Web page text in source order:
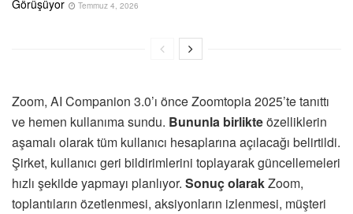
Görüşüyor Temmuz 4, 2026
Zoom, AI Companion 3.0’ı önce Zoomtopia 2025’te tanıttı
ve hemen kullanıma sundu. Bununla birlikteözelliklerin
aşamalı olarak tüm kullanıcı hesaplarına açılacağı belirtildi.
Şirket, kullanıcı geri bildirimlerini toplayarak güncellemeleri
hızlı şekilde yapmayı planlıyor. Sonuç olarakZoom,
toplantıların özetlenmesi, aksiyonların izlenmesi, müşteri